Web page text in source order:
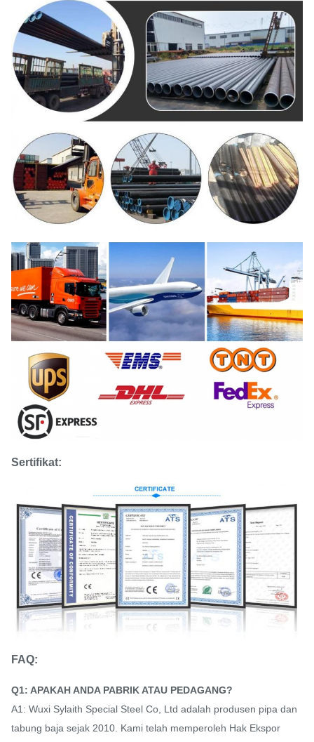
Sertifikat:
FAQ:
Q1: APAKAH ANDA PABRIK ATAU PEDAGANG?
A1: Wuxi Sylaith Special Steel Co, Ltd adalah produsen pipa dan
tabung baja sejak 2010. Kami telah memperoleh Hak Ekspor